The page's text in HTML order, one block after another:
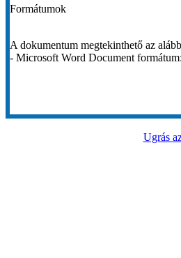
Formátumok
A dokumentum megtekinthető az
- Microsoft Word Document formátum:
Ugrás